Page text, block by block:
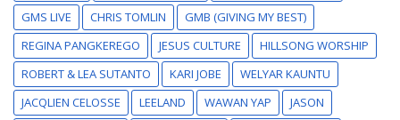
GMS LIVE
CHRIS TOMLIN
GMB (GIVING MY BEST)
REGINA PANGKEREGO
JESUS CULTURE
HILLSONG WORSHIP
ROBERT & LEA SUTANTO
KARI JOBE
WELYAR KAUNTU
JACQLIEN CELOSSE
LEELAND WAWAN YAP
JASON